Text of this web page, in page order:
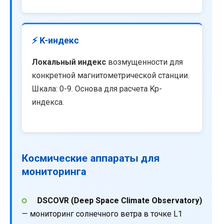
⚡ K-индекс
Локальный индекс возмущенности для
конкретной магнитометрической станции.
Шкала: 0-9. Основа для расчета Kp-
индекса.
Космические аппараты для
мониторинга
DSCOVR (Deep Space Climate Observatory)
— мониторинг солнечного ветра в точке L1